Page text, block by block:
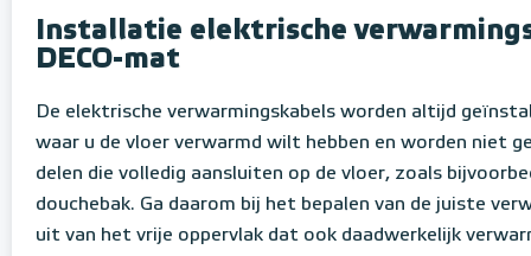
Installatie elektrische
DECO-mat
De elektrische verwarmingskabels worden altijd
waar u de vloer verwarmd wilt hebben en worden niet
delen die volledig aansluiten op de vloer, zoals
douchebak. Ga daarom bij het bepalen van de juiste
uit van het vrije oppervlak dat ook daadwerkelijk